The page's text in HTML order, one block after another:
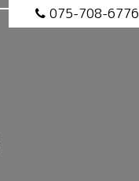
075-708-6776